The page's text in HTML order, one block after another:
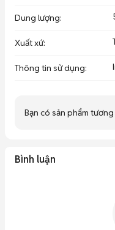
⛔THU CŨ ĐỔI MỚI TRỢ
Dung lượng:
Xuất xứ:
Thông tin sử dụng:
Bạn có sản phẩm
Bình luận